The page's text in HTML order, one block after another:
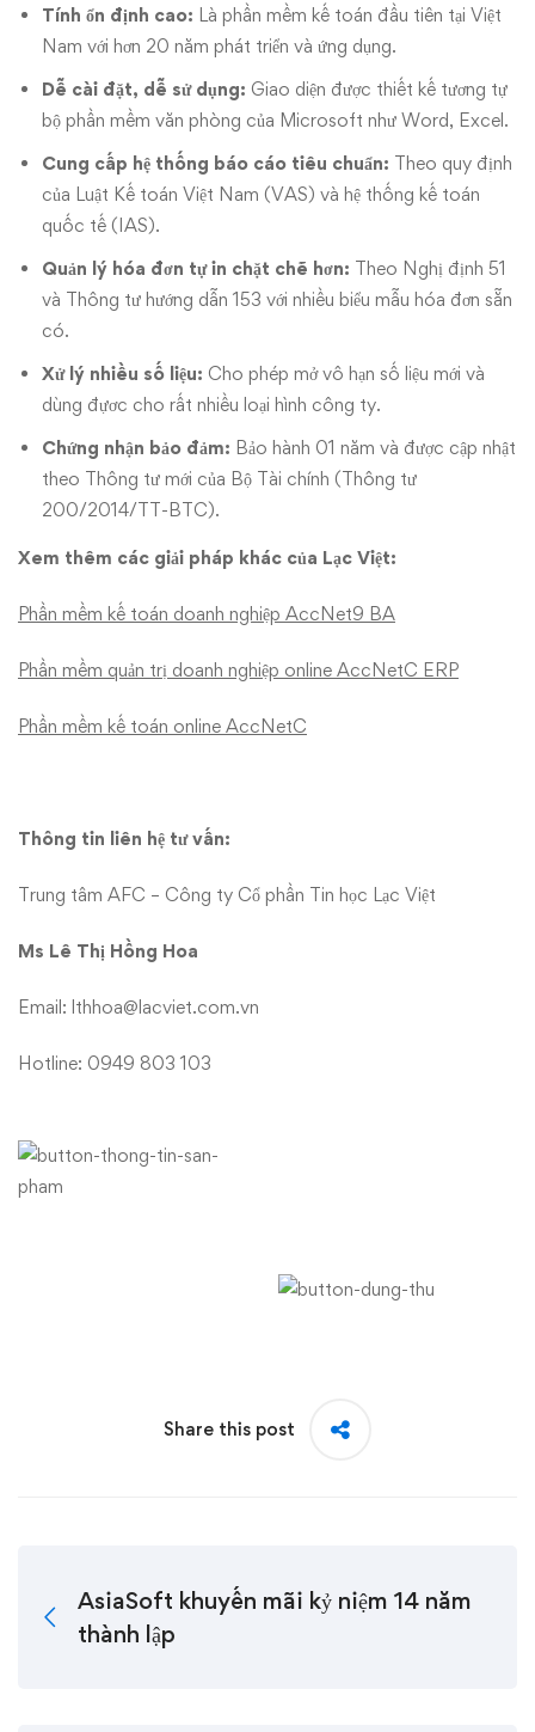
Tính ổn định cao: Là phần mềm kế toán đầu tiên tại Việt
Nam với hơn 20 năm phát triển và ứng dụng.
Dễ cài đặt, dễ sử dụng: Giao diện được thiết kế tương tự
bộ phần mềm văn phòng của Microsoft như Word, Excel.
Cung cấp hệ thống báo cáo tiêu chuẩn: Theo quy định
của Luật Kế toán Việt Nam (VAS) và hệ thống kế toán
quốc tế (IAS).
Quản lý hóa đơn tự in chặt chẽ hơn: Theo Nghị định 51
và Thông tư hướng dẫn 153 với nhiều biểu mẫu hóa đơn sẵn
có.
Xử lý nhiều số liệu: Cho phép mở vô hạn số liệu mới và
dùng đựơc cho rất nhiều loại hình công ty.
Chứng nhận bảo đảm: Bảo hành 01 năm và được cập nhật
theo Thông tư mới của Bộ Tài chính (Thông tư
200/2014/TT-BTC).
Xem thêm các giải pháp khác của Lạc Việt:
Phần mềm kế toán doanh nghiệp AccNet9 BA
Phần mềm quản trị doanh nghiệp online AccNetC ERP
Phần mềm kế toán online AccNetC
Thông tin liên hệ tư vấn:
Trung tâm AFC – Công ty Cổ phần Tin học Lạc Việt
Ms Lê Thị Hồng Hoa
Email: lthhoa@lacviet.com.vn
Hotline: 0949 803 103
Share this post
AsiaSoft khuyến mãi kỷ niệm 14 năm
thành lập